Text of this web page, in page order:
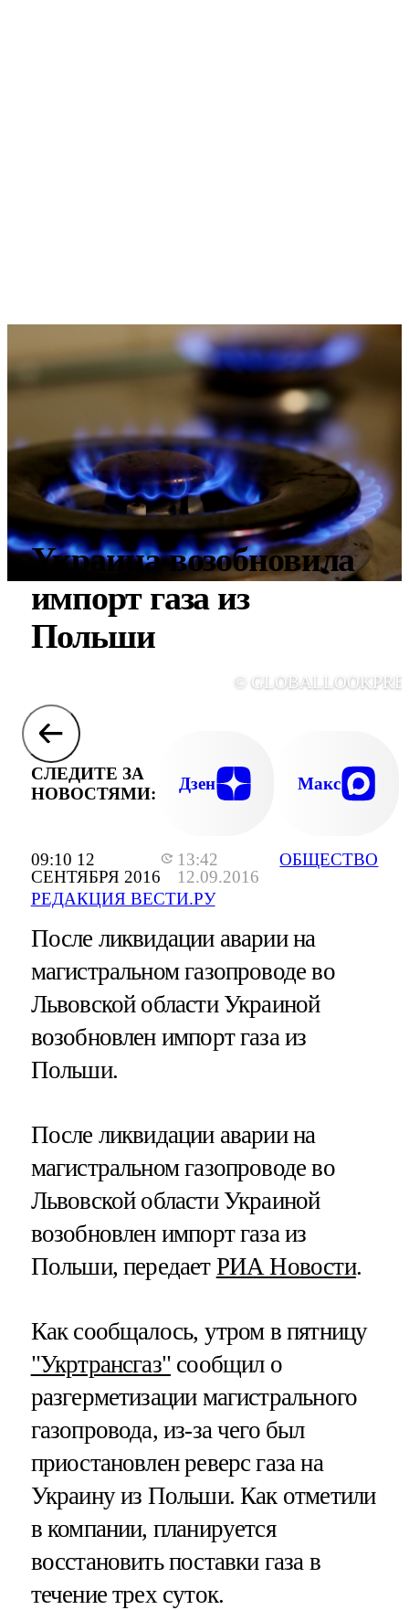
09:10 12
СЕНТЯБРЯ 2016
13:42
12.09.2016
РЕДАКЦИЯ ВЕСТИ.РУ
ОБЩЕСТВО
Украина возобновила
импорт газа из
Польши
©
СЛЕДИТЕ ЗА
НОВОСТЯМИ:
Дзен Макс
После ликвидации аварии на
магистральном газопроводе во
Львовской области Украиной
возобновлен импорт газа из
Польши.
После ликвидации аварии на
магистральном газопроводе во
Львовской области Украиной
возобновлен импорт газа из
Польши, передает РИА Новости.
Как сообщалось, утром в пятницу
"Укртрансгаз" сообщил о
разгерметизации магистрального
газопровода, из-за чего был
приостановлен реверс газа на
Украину из Польши. Как отметили
в компании, планируется
восстановить поставки газа в
течение трех суток.